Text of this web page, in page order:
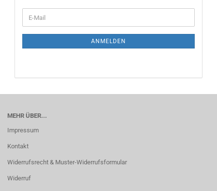
ANMELDEN
MEHR ÜBER...
Impressum
Kontakt
Widerrufsrecht & Muster-Widerrufsformular
Widerruf